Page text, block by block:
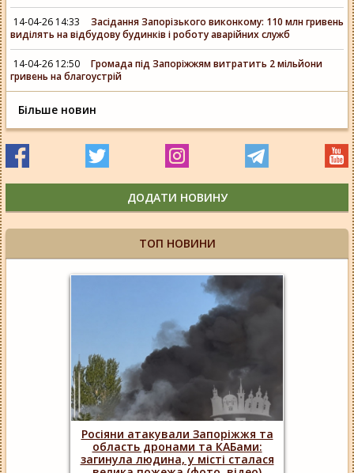
14-04-26 14:33
Засідання Запорізького виконкому: 110 млн гривень
виділять на відбудову будинків і роботу аварійних служб
14-04-26 12:50
Громада під Запоріжжям витратить 2 мільйони
гривень на благоустрій
Більше новин
ДОДАТИ НОВИНУ
ТОП НОВИНИ
Росіяни атакували Запоріжжя та
область дронами та КАБами:
загинула людина, у місті сталася